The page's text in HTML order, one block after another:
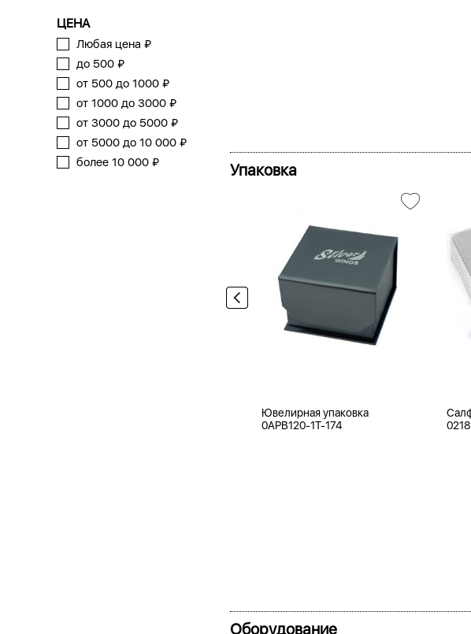
ЦЕНА
Любая цена ₽
до 500 ₽
от 500 до 1000 ₽
от 1000 до 3000 ₽
от 3000 до 5000 ₽
от 5000 до 10 000 ₽
более 10 000 ₽
Упаковка
Ювелирная упаковка
0APB120-1T-174
Оборудование